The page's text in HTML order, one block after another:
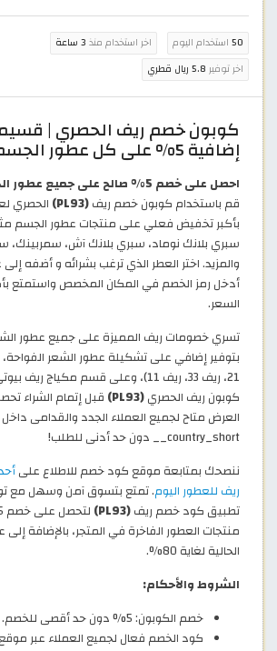
50 استخدام اليوم اخر استخدام منذ 3 ساعة
اخر توفير 5.8 ريال قطري
كوبون خصم ريف الحصري |
إضافية 5% على كل عطور الجسم
احصل على خصم 5% صالح على جميع عطور الجسم في ريف!
قم باستخدام كوبون خصم ريف(PL93)
الحصري
بأكبر تخفيض فعلي على منتجات عطور الجسم
سبري بلانك نوماد، سبري بلانك آش، سمربينك،
والمزيد. اختر العطر الذي ترغب بشرائه و أضفه
أدخل رمز الخصم في المكان المخصص واستمتع
السعر.
بتوفير إضافي على تشكيلة عطور الشعر
21، ريف 33، ريف 11)، وعلى قسم مكياج
كوبون ريف الحصري(PL93)
قبل إتمام الشراء
العرض متاح لجميع العملاء الجدد والقدامى
country_short__ دون حد أدنى للطلب!
ننصحك بمتابعة موقع كود خصم للاطلاع على
ريف للعطور اليوم. تمتع بتسوق آمن وسهل مع
تطبيق كود خصم ريف(PL93)
منتجات العطور الفاخرة في المتجر، بالإضافة
الحالية لغاية 80%.
الشروط والأحكام:
خصم الكوبون: 5% دون حد أقصى للخصم.
كود الخصم فعال لجميع العملاء عبر